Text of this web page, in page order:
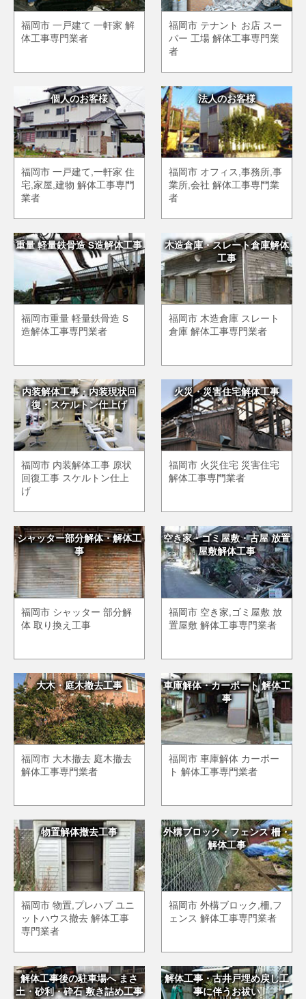
福岡市 一戸建て 一軒家 解
体工事専門業者
福岡市 テナント お店 スー
パー 工場 解体工事専門業
者
個人のお客様
福岡市 一戸建て,一軒家 住
宅,家屋,建物 解体工事専門
業者
法人のお客様
福岡市 オフィス,事務所,事
業所,会社 解体工事専門業
者
重量 軽量鉄骨造 S造解体工事
福岡市重量 軽量鉄骨造 S
造解体工事専門業者
木造倉庫・スレート倉庫解体
工事
福岡市 木造倉庫 スレート
倉庫 解体工事専門業者
内装解体工事・内装現状回
復・スケルトン仕上げ
福岡市 内装解体工事 原状
回復工事 スケルトン仕上
げ
火災・災害住宅解体工事
福岡市 火災住宅 災害住宅
解体工事専門業者
シャッター部分解体・解体工
事
福岡市 シャッター 部分解
体 取り換え工事
空き家・ゴミ屋敷・古屋 放置
屋敷解体工事
福岡市 空き家,ゴミ屋敷 放
置屋敷 解体工事専門業者
大木・庭木撤去工事
福岡市 大木撤去 庭木撤去
解体工事専門業者
車庫解体・カーポート 解体工
事
福岡市 車庫解体 カーポー
ト 解体工事専門業者
物置解体撤去工事
福岡市 物置,プレハブ ユニ
ットハウス撤去 解体工事
専門業者
外構ブロック・フェンス 柵・
解体工事
福岡市 外構ブロック,柵,フ
ェンス 解体工事専門業者
解体工事後の駐車場へ まさ
土・砂利・砕石 敷き詰め工事
解体工事・古井戸埋め戻し工
事に伴うお祓い